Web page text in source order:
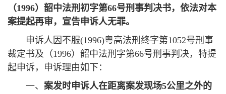
（1996）韶中法刑初字第66号刑事判决书，依法对本
案提起再审，宣告申诉人无罪。
申诉人因不服(1996)粤高法刑终字第1052号刑事
裁定书及（1996）韶中法刑字第66号刑事判决，特提
起申诉，申诉理由如下：
一、 案发时申诉人在距离案发现场5公里之外的